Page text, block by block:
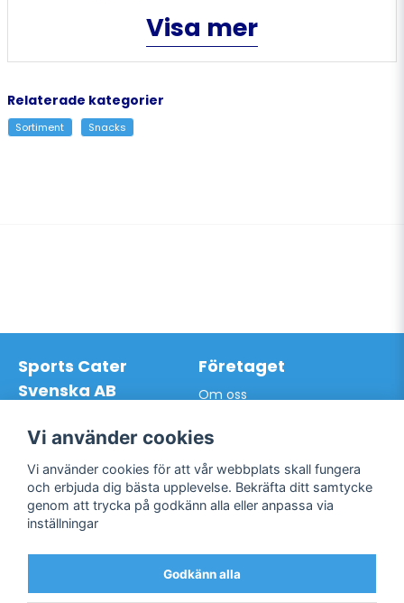
kakaomassa, SKUMMJÖLKSPULVER,
VASSLEPULVER (MJÖLK), fettreducerat
kakaopulver, salt, emulgeringsmedel
(SOJALECITIN), aromer (bl.a. vanillin),
bakpulver (E500). Kan innehålla spår
Visa mer
Relaterade kategorier
Sortiment Snacks
Sports Cater
Svenska AB
145 63 Norsborg
Org.nr: 559024-7762
Mail:
info@sportscater.se
Företaget
Om oss
Vår vision
Registrera konto
Glömt lösenord?
Support
Allmänna villkor
Kontakta oss
Facebook
Twitter
Vi använder cookies
Vi använder cookies för att vår webbplats skall fungera
och erbjuda dig bästa upplevelse. Bekräfta ditt samtycke
genom att trycka på godkänn alla eller anpassa via
inställningar
Godkänn alla